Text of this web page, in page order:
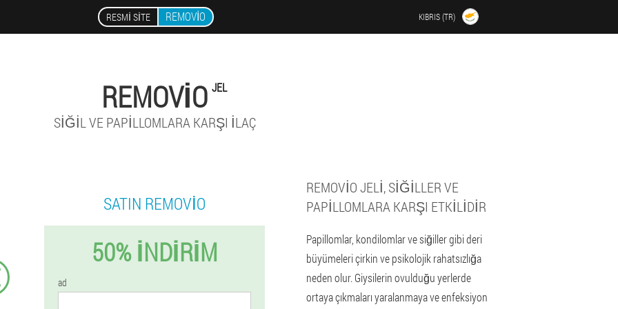
RESMI SITE REMOVIO KIBRIS (TR)
REMOVIO JEL
SIĞIL VE PAPILLOMLARA KARŞI ILAÇ
SATIN REMOVIO
50% İNDIRIM
ad
REMOVIO JELI, SIĞILLER VE
PAPILLOMLARA KARŞI ETKILIDIR
Papillomlar, kondilomlar ve siğiller gibi deri
büyümeleri çirkin ve psikolojik rahatsızlığa
neden olur. Giysilerin ovulduğu yerlerde
ortaya çıkmaları yaralanmaya ve enfeksiyon